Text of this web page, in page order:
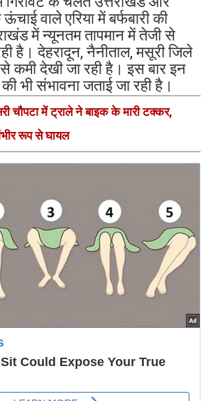
वाले एरिया में बर्फबारी की
में न्यूनतम तापमान में तेजी से
है। देहरादून, नैनीताल, मसूरी जिले
कमी देखी जा रही है। इस बार इन
की भी संभावना जताई जा रही है।
चौपटा में ट्राले ने बाइक के मारी टक्कर,
रूप से घायल